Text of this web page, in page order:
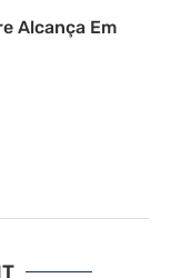
Alcança Em